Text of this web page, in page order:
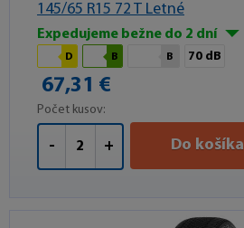
145/65 R15 72 T Letné
Expedujeme bežne do 2 dní
D B B 70 dB
67,31 €
Počet kusov:
- + Do košíka